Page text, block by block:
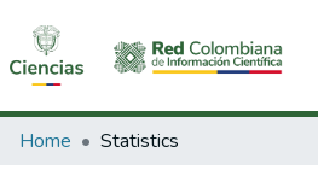
Communities & Collections
Home Statistics